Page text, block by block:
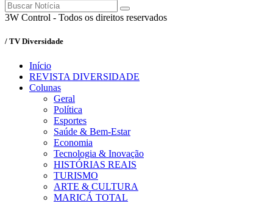
3W Control - Todos os direitos reservados
/ TV Diversidade
Início
REVISTA DIVERSIDADE
Colunas
Geral
Política
Esportes
Saúde & Bem-Estar
Economia
Tecnologia & Inovação
HISTÓRIAS REAIS
TURISMO
ARTE & CULTURA
MARICÁ TOTAL